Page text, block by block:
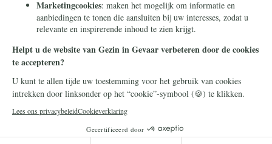
Zelf overschrijven
© 2026 Stichting Civitas Christiana
Cookieverklaring
Privacy